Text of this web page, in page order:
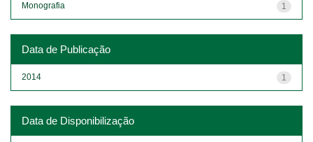
1
Monografia
Data de Publicação
1
2014
Data de Disponibilização